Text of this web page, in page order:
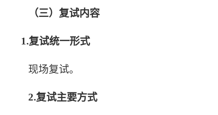
（三）复试内容
1.复试统一形式
现场复试。
2.复试主要方式